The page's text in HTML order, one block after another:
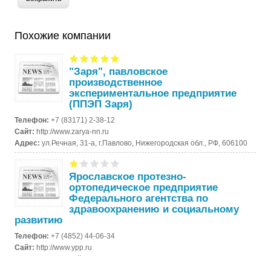
Похожие компании
"Заря", павловское
производственное
экспериментальное предприятие
(ППЭП Заря)
Телефон:+7 (83171) 2-38-12
Сайт:http://www.zarya-nn.ru
Адрес:ул.Речная, 31-а, г.Павлово, Нижегородская обл., РФ, 606100
Ярославское протезно-
ортопедическое предприятие
Федерального агентства по
здравоохранению и социальному
развитию
Телефон:+7 (4852) 44-06-34
Сайт:http://www.ypp.ru